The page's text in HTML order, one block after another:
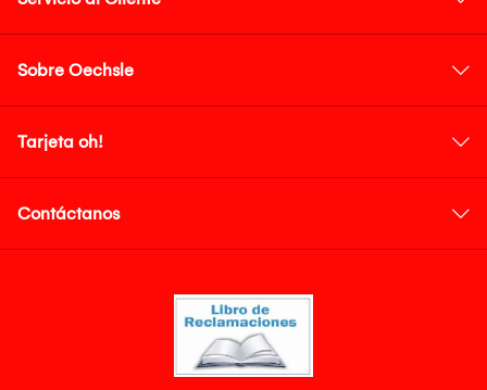
Sobre Oechsle
Tarjeta oh!
Contáctanos